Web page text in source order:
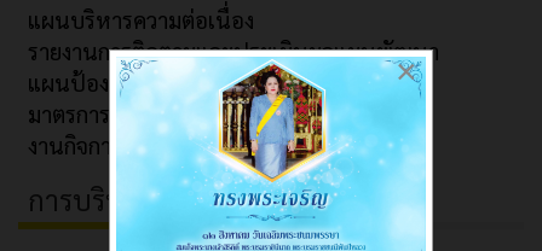
แผนบริหารความต่อเนื่อง
รายงานการติดตามและประเมินผลแผนพัฒนา
แผนป้องกันและปราบปรามการทุจริต
มาตรการประหยัดพลังงาน
งานกิจการสภา
การบริหารทรัพยากรบุคคล
×